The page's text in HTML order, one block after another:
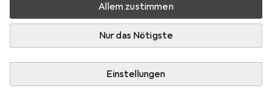
Allem zustimmen
Nur das Nötigste
Einstellungen
Vergleichen Merken